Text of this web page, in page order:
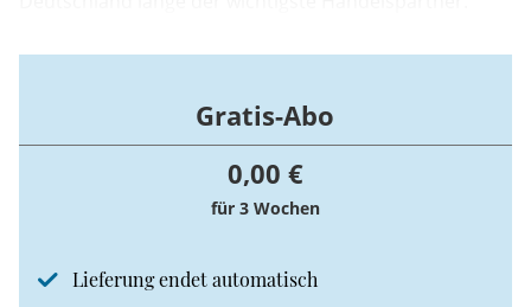
Gratis-Abo
0,00 €
für 3 Wochen
Lieferung endet automatisch